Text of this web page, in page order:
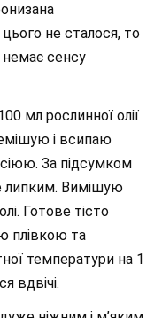
не сталося, то
немає сенсу
мл рослинної олії
і всипаю
За підсумком
липким. Вимішую
Готове тісто
плівкою та
температури на 1
вдвічі.